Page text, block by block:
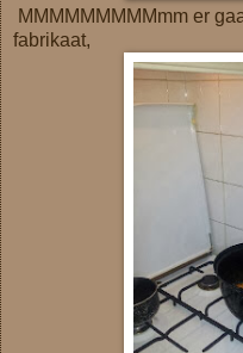
MMMMMMMMMmm er
fabrikaat,